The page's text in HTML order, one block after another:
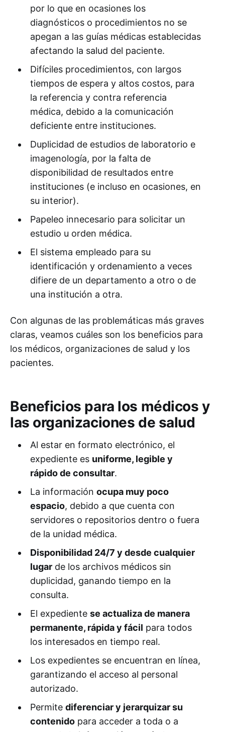
por lo que en ocasiones los
diagnósticos o procedimientos no se
apegan a las guí­as médicas establecidas
afectando la salud del paciente.
Difí­ciles procedimientos, con largos
tiempos de espera y altos costos, para
la referencia y contra referencia
médica, debido a la comunicación
deficiente entre instituciones.
Duplicidad de estudios de laboratorio e
imagenologí­a, por la falta de
disponibilidad de resultados entre
instituciones (e incluso en ocasiones, en
su interior).
Papeleo innecesario para solicitar un
estudio u orden médica.
El sistema empleado para su
identificación y ordenamiento a veces
difiere de un departamento a otro o de
una institución a otra.
Con algunas de las problemáticas más graves
claras, veamos cuáles son los beneficios para
los médicos, organizaciones de salud y los
pacientes.
Beneficios para los médicos y
las organizaciones de salud
Al estar en formato electrónico, el
expediente es uniforme, legible y
rápido de consultar.
La información ocupa muy poco
espacio, debido a que cuenta con
servidores o repositorios dentro o fuera
de la unidad médica.
Disponibilidad 24/7 y desde cualquier
lugarde los archivos médicos sin
duplicidad, ganando tiempo en la
consulta.
El expediente se actualiza de manera
permanente, rápida y fácil para todos
los interesados en tiempo real.
Los expedientes se encuentran en lí­nea,
garantizando el acceso al personal
autorizado.
Permite diferenciar y jerarquizar su
contenidopara acceder a toda o a